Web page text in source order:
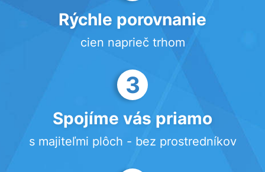
Rýchle porovnanie
cien naprieč trhom
3
Spojíme vás priamo
s majiteľmi plôch - bez prostredníkov